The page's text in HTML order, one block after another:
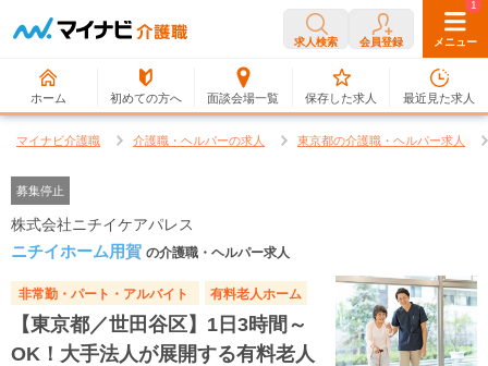
求人検索 会員登録 メニュー
ホーム 初めての方へ 面談会場一覧
0
保存した求人
1
最近見た求人
マイナビ介護職 介護職・ヘルパーの求人 東京都の介護職・ヘルパー求人
募集停止
株式会社ニチイケアパレス
ニチイホーム用賀 の介護職・ヘルパー求人
非常勤・パート・アルバイト 有料老人ホーム
【東京都／世田谷区】1日3時間～
OK！大手法人が展開する有料老人